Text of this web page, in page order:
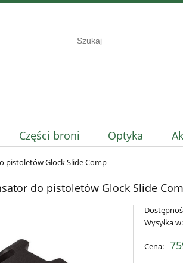
Części broni Optyka
pistoletów Glock Slide Comp
do pistoletów Glock Slide
Wysyłka w:
Cena: